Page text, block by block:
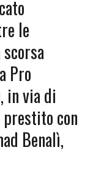
le
Pro
in via di
con
Benalì,